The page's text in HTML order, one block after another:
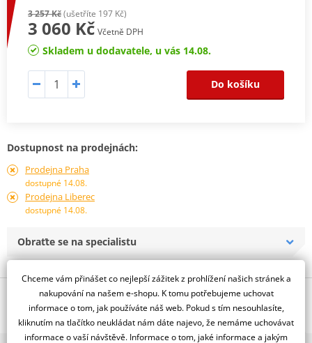
3 257 Kč(ušetříte 197 Kč)
3 060 Kč Včetně DPH
Skladem u dodavatele, u vás 14.08.
Do košíku
Dostupnost na prodejnách:
Prodejna Praha
dostupné 14.08.
Prodejna Liberec
dostupné 14.08.
Obraťte se na specialistu
Popis a parametry
Jsme autorizovaný
dealer značky EK + SUPERSPROX
Chceme vám přinášet co nejlepší zážitek z prohlížení našich stránek a
nakupování na našem e-shopu. K tomu potřebujeme uchovat
informace o tom, jak používáte náš web. Pokud s tím nesouhlasíte,
kliknutím na tlačítko neukládat nám dáte najevo, že nemáme uchovávat
informace o vaší návštěvě. Informace o tom, jaké informace a jakým